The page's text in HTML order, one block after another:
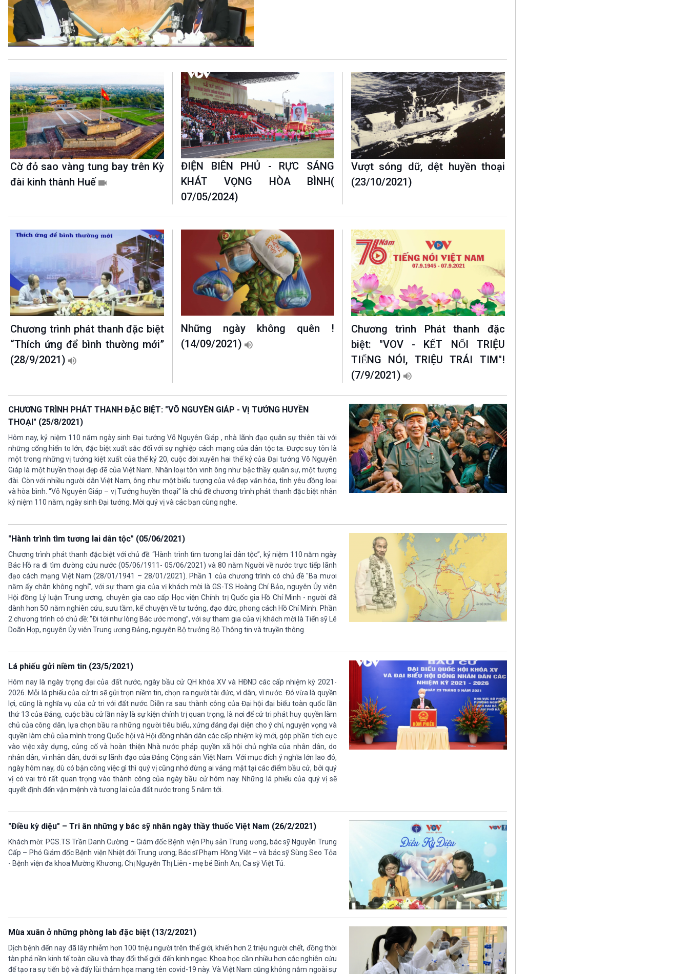
360 độ Sức khỏe
Chuyển đổi Xanh
Tài nguyên và Môi trường
Chuyên gia của bạn
Kết nối công nghệ
Sống chung với biến đổi
khí hậu
Chát với người nổi tiếng
Câu chuyện Thể thao
VOV1 đặc biệt
Thanh âm ký sự
Chân dung cuộc sống
Các chương trình đặc biệt
Cờ đỏ sao vàng tung bay trên Kỳ
đài kinh thành Huế
ĐIỆN BIÊN PHỦ - RỰC SÁNG
KHÁT VỌNG HÒA BÌNH(
07/05/2024)
Vượt sóng dữ, dệt huyền thoại
(23/10/2021)
Chương trình phát thanh đặc biệt
“Thích ứng để bình thường mới”
(28/9/2021)
Những ngày không quên !
(14/09/2021)
Chương trình Phát thanh đặc
biệt: "VOV - KẾT NỐI TRIỆU
TIẾNG NÓI, TRIỆU TRÁI TIM"!
(7/9/2021)
CHƯƠNG TRÌNH PHÁT THANH ĐẶC BIỆT: "VÕ NGUYÊN GIÁP - VỊ TƯỚNG HUYỀN
THOẠI" (25/8/2021)
Hôm nay, kỷ niệm 110 năm ngày sinh Đại tướng Võ Nguyên Giáp , nhà lãnh đạo quân sự thiên tài với
những cống hiến to lớn, đặc biệt xuất sắc đối với sự nghiệp cách mạng của dân tộc ta. Được suy tôn là
một trong những vị tướng kiệt xuất của thế kỷ 20, cuộc đời xuyên hai thế kỷ của Đại tướng Võ Nguyên
Giáp là một huyền thoại đẹp đẽ của Việt Nam. Nhân loại tôn vinh ông như bậc thầy quân sự, một tượng
đài. Còn với nhiều người dân Việt Nam, ông như một biểu tượng của vẻ đẹp văn hóa, tình yêu đồng loại
và hòa bình. “Võ Nguyên Giáp – vị Tướng huyền thoại” là chủ đề chương trình phát thanh đặc biệt nhân
kỷ niệm 110 năm, ngày sinh Đại tướng. Mời quý vị và các bạn cùng nghe.
"Hành trình tìm tương lai dân tộc" (05/06/2021)
Chương trình phát thanh đặc biệt với chủ đề: “Hành trình tìm tương lai dân tộc”, kỷ niệm 110 năm ngày
Bác Hồ ra đi tìm đường cứu nước (05/06/1911- 05/06/2021) và 80 năm Người về nước trực tiếp lãnh
đạo cách mạng Việt Nam (28/01/1941 – 28/01/2021). Phần 1 của chương trình có chủ đề "Ba mươi
năm ấy chân không nghỉ", với sự tham gia của vị khách mời là GS-TS Hoàng Chí Bảo, nguyên Ủy viên
Hội đồng Lý luận Trung ương, chuyên gia cao cấp Học viện Chính trị Quốc gia Hồ Chí Minh - người đã
dành hơn 50 năm nghiên cứu, sưu tầm, kể chuyện về tư tưởng, đạo đức, phong cách Hồ Chí Minh. Phần
2 chương trình có chủ đề: “Đi tới như lòng Bác ước mong”, với sự tham gia của vị khách mời là Tiến sỹ Lê
Doãn Hợp, nguyên Ủy viên Trung ương Đảng, nguyên Bộ trưởng Bộ Thông tin và truyền thông.
Lá phiếu gửi niềm tin (23/5/2021)
Hôm nay là ngày trọng đại của đất nước, ngày bầu cử QH khóa XV và HĐND các cấp nhiệm kỳ 2021-
2026. Mỗi lá phiếu của cử tri sẽ gửi trọn niềm tin, chọn ra người tài đức, vì dân, vì nước. Đó vừa là quyền
lợi, cũng là nghĩa vụ của cử tri với đất nước. Diễn ra sau thành công của Đại hội đại biểu toàn quốc lần
thứ 13 của Đảng, cuộc bầu cử lần này là sự kiện chính trị quan trọng, là nơi để cử tri phát huy quyền làm
chủ của công dân, lựa chọn bầu ra những người tiêu biểu, xứng đáng đại diện cho ý chí, nguyện vọng và
quyền làm chủ của mình trong Quốc hội và Hội đồng nhân dân các cấp nhiệm kỳ mới, góp phần tích cực
vào việc xây dựng, củng cố và hoàn thiện Nhà nước pháp quyền xã hội chủ nghĩa của nhân dân, do
nhân dân, vì nhân dân, dưới sự lãnh đạo của Đảng Cộng sản Việt Nam. Với mục đích ý nghĩa lớn lao đó,
ngày hôm nay, dù có bận công việc gì thì quý vị cũng nhớ đừng ai vắng mặt tại các điểm bầu cử, bởi quý
vị có vai trò rất quan trọng vào thành công của ngày bầu cử hôm nay. Những lá phiếu của quý vị sẽ
quyết định đến vận mệnh và tương lai của đất nước trong 5 năm tới.
"Điều kỳ diệu" – Tri ân những y bác sỹ nhân ngày thầy thuốc Việt Nam (26/2/2021)
Khách mời: PGS.TS Trần Danh Cường – Giám đốc Bệnh viện Phụ sản Trung ương, bác sỹ Nguyễn Trung
Cấp – Phó Giám đốc Bệnh viện Nhiệt đới Trung ương; Bác sĩ Phạm Hồng Việt – và bác sỹ Sùng Seo Tỏa
- Bệnh viện đa khoa Mường Khương; Chị Nguyễn Thị Liên - mẹ bé Bình An; Ca sỹ Việt Tú.
Mùa xuân ở những phòng lab đặc biệt (13/2/2021)
Dịch bệnh đến nay đã lây nhiễm hơn 100 triệu người trên thế giới, khiến hơn 2 triệu người chết, đồng thời
tàn phá nền kinh tế toàn cầu và thay đổi thế giới đến kinh ngạc. Khoa học cần nhiều hơn các nghiên cứu
để tạo ra sự tiến bộ và đẩy lùi thảm họa mang tên covid-19 này. Và Việt Nam cũng không nằm ngoài sự